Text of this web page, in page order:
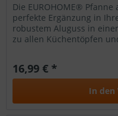
Die EUROHOME®
perfekte Ergänzung in
robustem Aluguss in
zu allen Küchentöpfen
16,99 € *
In den